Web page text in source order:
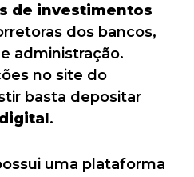
de investimentos
dos bancos,
administração.
no site do
basta depositar
.
uma plataforma